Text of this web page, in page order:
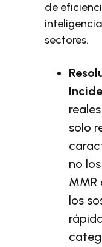
de
sectores.
solo
no
los